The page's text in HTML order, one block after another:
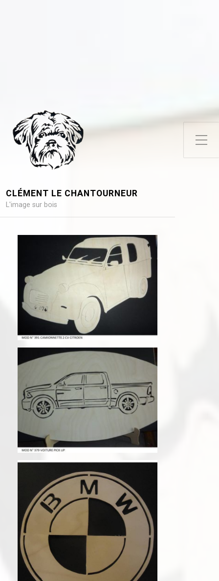
Toggle Side Menu
CLÉMENT LE CHANTOURNEUR
L'image sur bois